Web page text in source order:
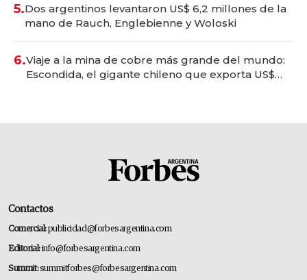
5.Dos argentinos levantaron US$ 6,2 millones de la
mano de Rauch, Englebienne y Woloski
6.Viaje a la mina de cobre más grande del mundo:
Escondida, el gigante chileno que exporta US$
Contactos
Comercial:publicidad@forbesargentina.com
Editorial:info@forbesargentina.com
Summit:summitforbes@forbesargentina.com